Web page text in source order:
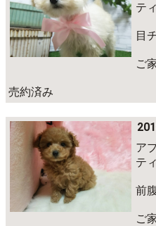
テ
目
ご
売約済み
ア
テ
前
ご